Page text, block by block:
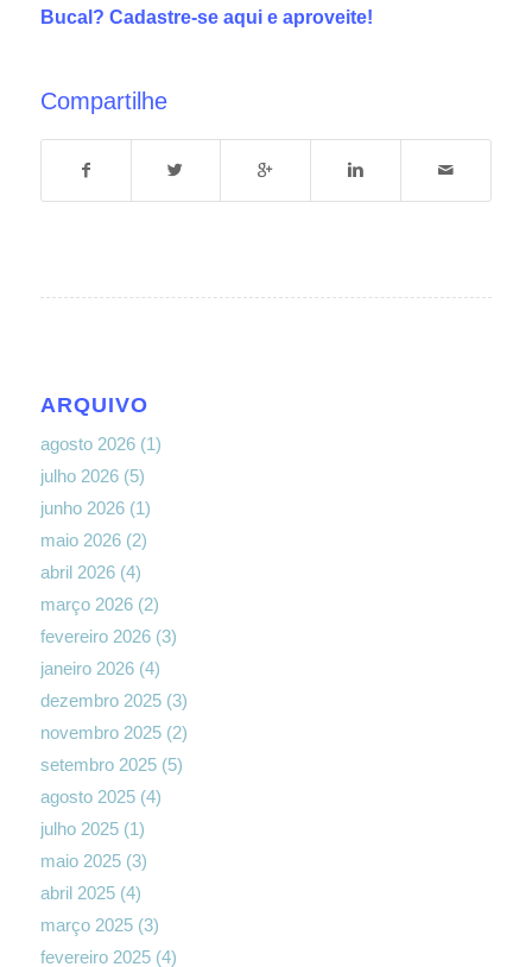
Bucal? Cadastre-se aquie aproveite!
Compartilhe
ARQUIVO
agosto 2026(1)
julho 2026(5)
junho 2026(1)
maio 2026(2)
abril 2026(4)
março 2026(2)
fevereiro 2026(3)
janeiro 2026(4)
dezembro 2025(3)
novembro 2025(2)
setembro 2025(5)
agosto 2025(4)
julho 2025(1)
maio 2025(3)
abril 2025(4)
março 2025(3)
fevereiro 2025(4)